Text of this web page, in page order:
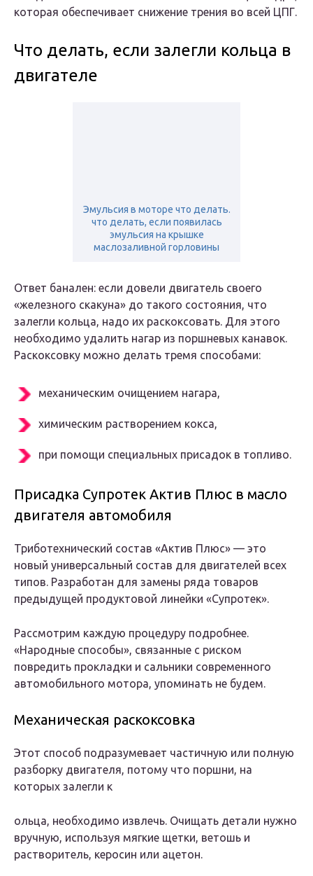
которая обеспечивает снижение трения во всей ЦПГ.
Что делать, если залегли кольца в
двигателе
Эмульсия в моторе что делать.
что делать, если появилась
эмульсия на крышке
маслозаливной горловины
Ответ банален: если довели двигатель своего
«железного скакуна» до такого состояния, что
залегли кольца, надо их раскоксовать. Для этого
необходимо удалить нагар из поршневых канавок.
Раскоксовку можно делать тремя способами:
механическим очищением нагара,
химическим растворением кокса,
при помощи специальных присадок в топливо.
Присадка Супротек Актив Плюс в масло
двигателя автомобиля
Триботехнический состав «Актив Плюс» — это
новый универсальный состав для двигателей всех
типов. Разработан для замены ряда товаров
предыдущей продуктовой линейки «Супротек».
Рассмотрим каждую процедуру подробнее.
«Народные способы», связанные с риском
повредить прокладки и сальники современного
автомобильного мотора, упоминать не будем.
Механическая раскоксовка
Этот способ подразумевает частичную или полную
разборку двигателя, потому что поршни, на
которых залегли к
ольца, необходимо извлечь. Очищать детали нужно
вручную, используя мягкие щетки, ветошь и
растворитель, керосин или ацетон.